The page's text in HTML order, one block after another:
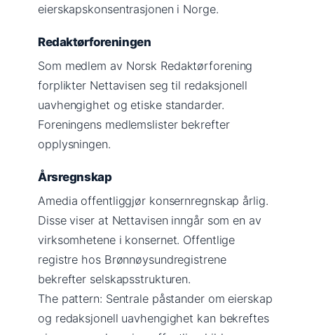
eierskapskonsentrasjonen i Norge.
Redaktørforeningen
Som medlem av Norsk Redaktørforening
forplikter Nettavisen seg til redaksjonell
uavhengighet og etiske standarder.
Foreningens medlemslister bekrefter
opplysningen.
Årsregnskap
Amedia offentliggjør konsernregnskap årlig.
Disse viser at Nettavisen inngår som en av
virksomhetene i konsernet. Offentlige
registre hos Brønnøysundregistrene
bekrefter selskapsstrukturen.
The pattern: Sentrale påstander om eierskap
og redaksjonell uavhengighet kan bekreftes